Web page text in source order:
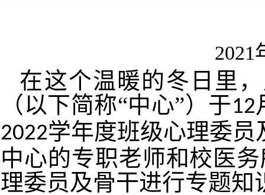
2021
在这个温暖的冬日里
（以下简称“中心”）于12
2022学年度班级心理委
中心的专职老师和校医
理委员及骨干进行专题知